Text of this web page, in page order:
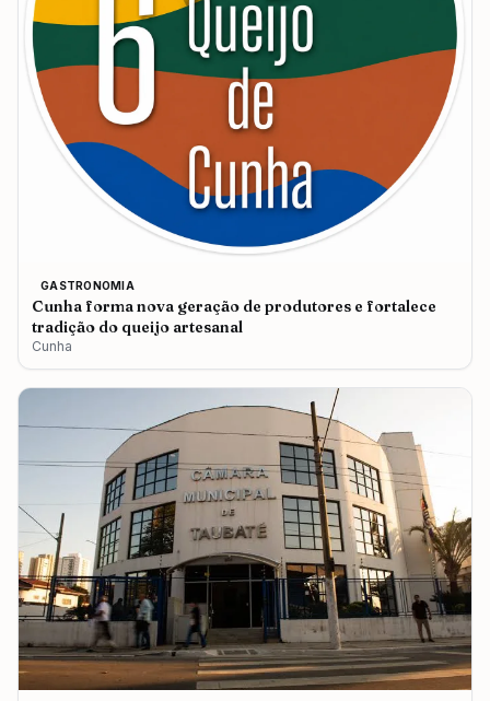
GASTRONOMIA
Cunha forma nova geração de produtores e fortalece
tradição do queijo artesanal
Cunha